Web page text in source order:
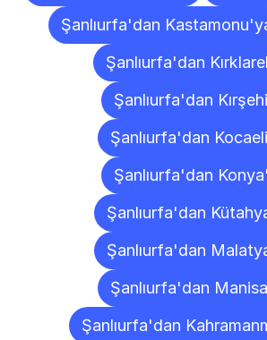
Şanlıurfa'dan
Şanlıurfa'dan
Şanlıurfa'dan
Şanlıurfa'dan
Şanlıurfa'dan
Şanlıurfa'dan
Şanlıurfa'dan
Şanlıurfa'dan
Şanlıurfa'dan